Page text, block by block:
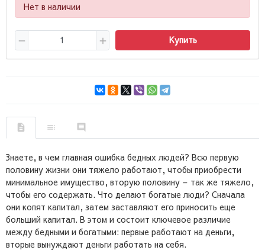
Нет в наличии
Купить
Знаете, в чем главная ошибка бедных людей? Всю первую
половину жизни они тяжело работают, чтобы приобрести
минимальное имущество, вторую половину – так же тяжело,
чтобы его содержать. Что делают богатые люди? Сначала
они копят капитал, затем заставляют его приносить еще
больший капитал. В этом и состоит ключевое различие
между бедными и богатыми: первые работают на деньги,
вторые вынуждают деньги работать на себя.